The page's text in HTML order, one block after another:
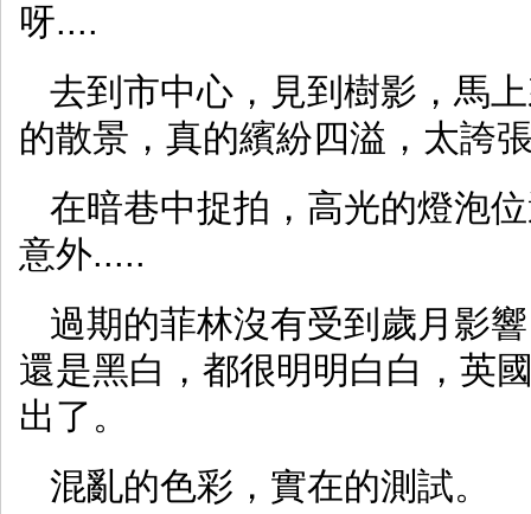
呀....
去到市中心，見到樹影，馬
的散景，真的繽紛四溢，太誇
在暗巷中捉拍，高光的燈泡
意外.....
過期的菲林沒有受到歲月影
還是黑白，都很明明白白，英
出了。
混亂的色彩，實在的測試。